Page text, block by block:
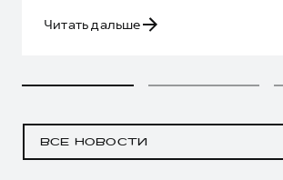
Читать дальше
ВСЕ НОВОСТИ